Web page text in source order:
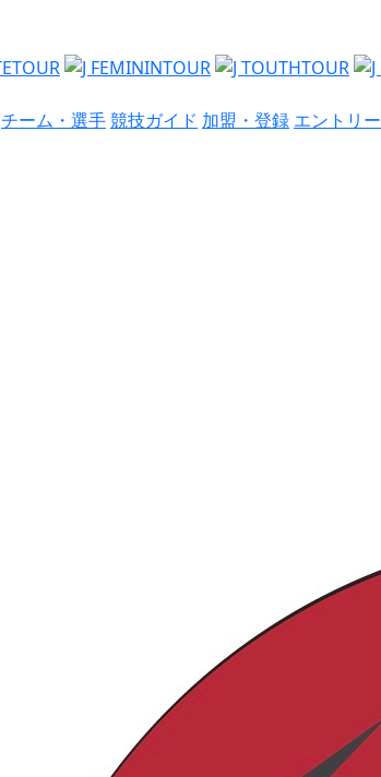
チーム・選手競技ガイド 加盟・登録 エントリー